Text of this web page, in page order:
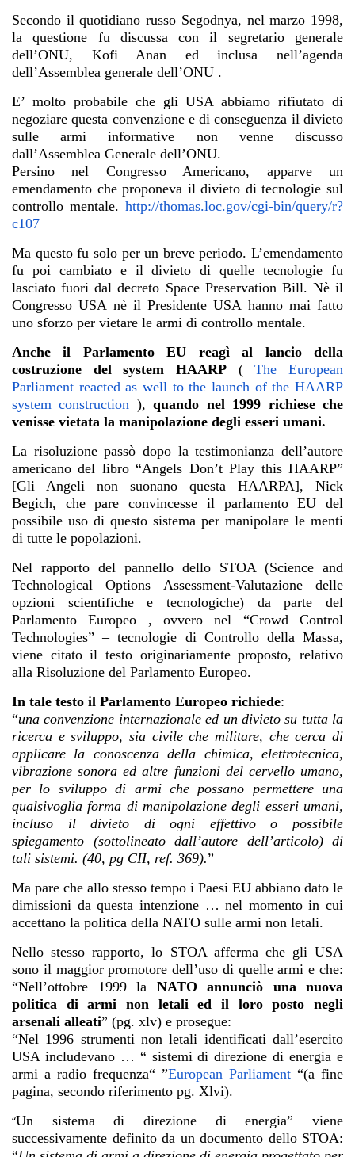
Secondo il quotidiano russo Segodnya, nel marzo 1998,
la questione fu discussa con il segretario generale
dell’ONU, Kofi Anan ed inclusa nell’agenda
dell’Assemblea generale dell’ONU .
E’ molto probabile che gli USA abbiamo rifiutato di
negoziare questa convenzione e di conseguenza il divieto
sulle armi informative non venne discusso
dall’Assemblea Generale dell’ONU.
Persino nel Congresso Americano, apparve un
emendamento che proponeva il divieto di tecnologie sul
controllo mentale. http://thomas.loc.gov/cgi-bin/query/r?
c107
Ma questo fu solo per un breve periodo. L’emendamento
fu poi cambiato e il divieto di quelle tecnologie fu
lasciato fuori dal decreto Space Preservation Bill. Nè il
Congresso USA nè il Presidente USA hanno mai fatto
uno sforzo per vietare le armi di controllo mentale.
Anche il Parlamento EU reagì al lancio della
costruzione del system HAARP (The European
Parliament reacted as well to the launch of the HAARP
system construction ), quando nel 1999 richiese che
venisse vietata la manipolazione degli esseri umani.
La risoluzione passò dopo la testimonianza dell’autore
americano del libro “Angels Don’t Play this HAARP”
[Gli Angeli non suonano questa HAARPA], Nick
Begich, che pare convincesse il parlamento EU del
possibile uso di questo sistema per manipolare le menti
di tutte le popolazioni.
Nel rapporto del pannello dello STOA (Science and
Technological Options Assessment-Valutazione delle
opzioni scientifiche e tecnologiche) da parte del
Parlamento Europeo , ovvero nel “Crowd Control
Technologies” – tecnologie di Controllo della Massa,
viene citato il testo originariamente proposto, relativo
alla Risoluzione del Parlamento Europeo.
In tale testo il Parlamento Europeo richiede:
“una convenzione internazionale ed un divieto su tutta la
ricerca e sviluppo, sia civile che militare, che cerca di
applicare la conoscenza della chimica, elettrotecnica,
vibrazione sonora ed altre funzioni del cervello umano,
per lo sviluppo di armi che possano permettere una
qualsivoglia forma di manipolazione degli esseri umani,
incluso il divieto di ogni effettivo o possibile
spiegamento (sottolineato dall’autore dell’articolo) di
tali sistemi. (40, pg CII, ref. 369).”
Ma pare che allo stesso tempo i Paesi EU abbiano dato le
dimissioni da questa intenzione … nel momento in cui
accettano la politica della NATO sulle armi non letali.
Nello stesso rapporto, lo STOA afferma che gli USA
sono il maggior promotore dell’uso di quelle armi e che:
“Nell’ottobre 1999 la NATO annunciò una nuova
politica di armi non letali ed il loro posto negli
arsenali alleati” (pg. xlv) e prosegue:
“Nel 1996 strumenti non letali identificati dall’esercito
USA includevano … “ sistemi di direzione di energia e
armi a radio frequenza“ ”European Parliament “(a fine
pagina, secondo riferimento pg. Xlvi).
“Un sistema di direzione di energia” viene
successivamente definito da un documento dello STOA: